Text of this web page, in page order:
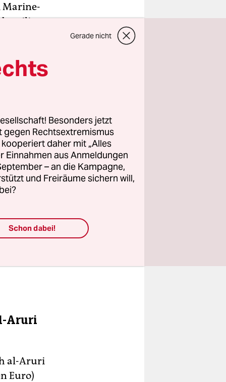
Marine-
alle
Aruri
al-Aruri
Euro)
Gerade nicht
Besonders jetzt
gegen Rechtsextremismus
daher mit „Alles
Einnahmen aus Anmeldungen
– an die Kampagne,
und Freiräume sichern will,
Schon dabei!